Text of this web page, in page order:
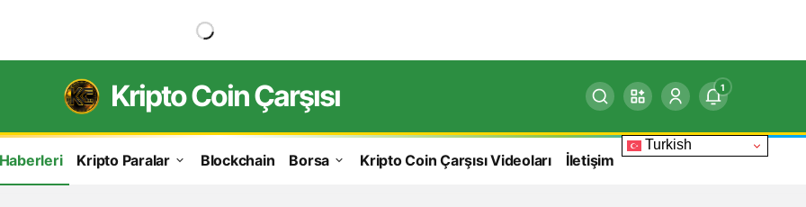
Kripto Coin Çarşısı 1
Kripto Paralar Blockchain Borsa Kripto Coin Çarşısı Videoları İletişim
Turkish